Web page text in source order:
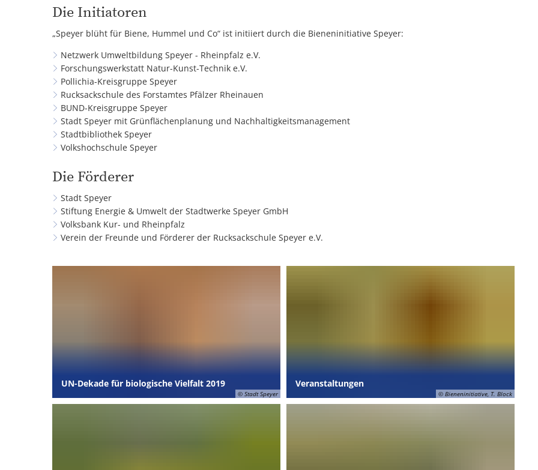
Die Initiatoren
„Speyer blüht für Biene, Hummel und Co“ ist initiiert durch die Bieneninitiative Speyer:
Netzwerk Umweltbildung Speyer - Rheinpfalz e.V.
Forschungswerkstatt Natur-Kunst-Technik e.V.
Pollichia-Kreisgruppe Speyer
Rucksackschule des Forstamtes Pfälzer Rheinauen
BUND-Kreisgruppe Speyer
Stadt Speyer mit Grünflächenplanung und Nachhaltigkeitsmanagement
Stadtbibliothek Speyer
Volkshochschule Speyer
Die Förderer
Stadt Speyer
Stiftung Energie & Umwelt der Stadtwerke Speyer GmbH
Volksbank Kur- und Rheinpfalz
Verein der Freunde und Förderer der Rucksackschule Speyer e.V.
© Stadt Speyer
UN-Dekade für biologische Vielfalt 2019
© Bieneninitiative, T. Block
Veranstaltungen